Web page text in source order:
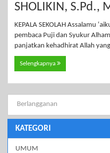
SHOLIKIN, S.Pd.,
KEPALA SEKOLAH Assalamu
pembaca Puji dan Syukur
panjatkan kehadhirat Allah
Selengkapnya
KATEGORI
UMUM